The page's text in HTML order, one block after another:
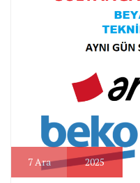
7Ara 2025